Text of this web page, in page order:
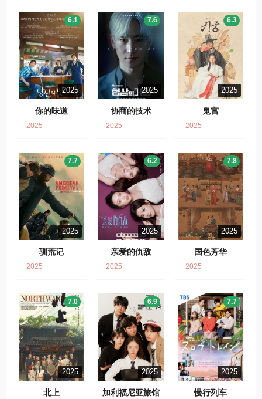
2025
你的味道
6.1
2025
2025
协商的技术
7.6
2025
2025
鬼宫
6.3
2025
2025
驯荒记
7.7
2025
2025
亲爱的仇敌
6.2
2025
2025
国色芳华
7.8
2025
2025
北上
7.0
2025
加利福尼亚旅馆
6.9
2025
慢行列车
7.7